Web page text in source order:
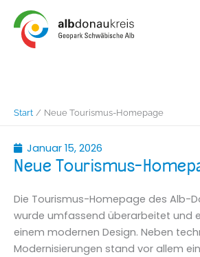
Inhalt
springen
Start Neue Tourismus-Homepage
Januar 15, 2026
Neue Tourismus-
Die Tourismus-Homepage des Alb-
wurde umfassend überarbeitet und
einem modernen Design. Neben
Modernisierungen stand vor allem